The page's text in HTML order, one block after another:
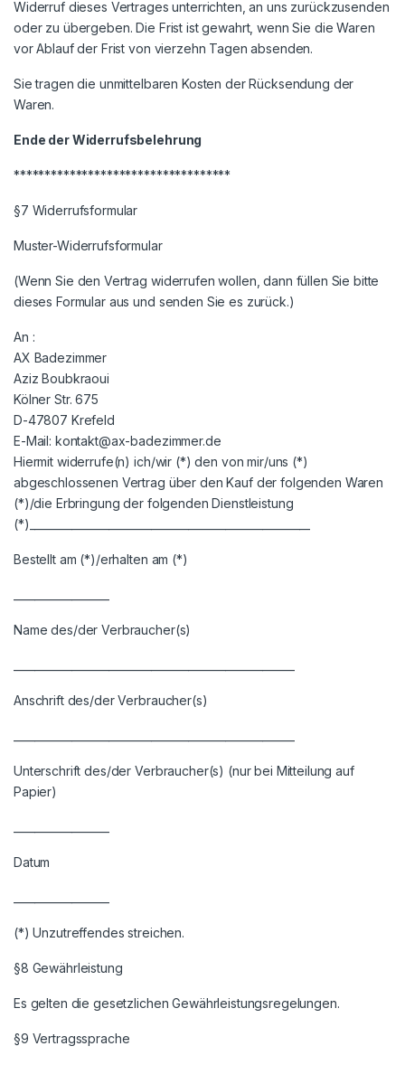
Widerruf dieses Vertrages unterrichten, an uns zurückzusenden
oder zu übergeben. Die Frist ist gewahrt, wenn Sie die Waren
vor Ablauf der Frist von vierzehn Tagen absenden.
Sie tragen die unmittelbaren Kosten der Rücksendung der
Waren.
Ende der Widerrufsbelehrung
***********************************
§7 Widerrufsformular
Muster-Widerrufsformular
(Wenn Sie den Vertrag widerrufen wollen, dann füllen Sie bitte
dieses Formular aus und senden Sie es zurück.)
An :
AX Badezimmer
Aziz Boubkraoui
Kölner Str. 675
D-47807 Krefeld
E-Mail: kontakt@ax-badezimmer.de
Hiermit widerrufe(n) ich/wir (*) den von mir/uns (*)
abgeschlossenen Vertrag über den Kauf der folgenden Waren
(*)/die Erbringung der folgenden Dienstleistung
(*)_____________________________________________________
Bestellt am (*)/erhalten am (*)
Name des/der Verbraucher(s)
Anschrift des/der Verbraucher(s)
Unterschrift des/der Verbraucher(s) (nur bei Mitteilung auf
Papier)
Datum
(*) Unzutreffendes streichen.
§8 Gewährleistung
Es gelten die gesetzlichen Gewährleistungsregelungen.
§9 Vertragssprache